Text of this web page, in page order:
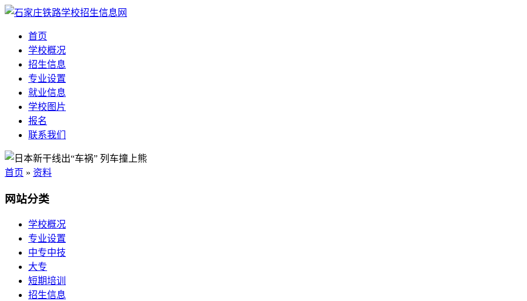
首页
学校概况
招生信息
专业设置
就业信息
学校图片
报名
联系我们
首页 » 资料
网站分类
学校概况
专业设置
中专中技
大专
短期培训
招生信息